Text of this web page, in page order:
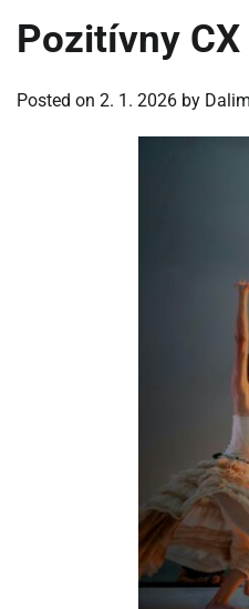
Pozitívny
Posted on 2. 1. 2026 by